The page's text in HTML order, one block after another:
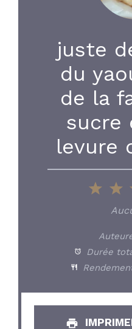
juste
du
de la
sucre
levure
2
1
Star
Durée